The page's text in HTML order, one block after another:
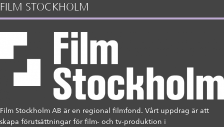
FILM STOCKHOLM
Film Stockholm AB är en regional filmfond. Vårt uppdrag är att
skapa förutsättningar för film- och tv-produktion i